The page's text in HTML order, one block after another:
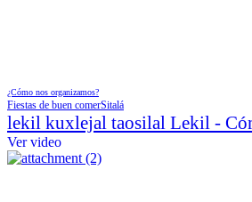
¿Cómo nos organizamos?
Fiestas de buen comerSitalá
lekil kuxlejal taosilal Lekil -
Ver video